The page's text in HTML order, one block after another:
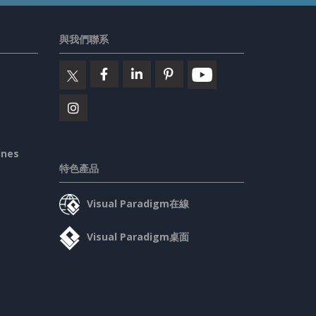
與我們聯系
特色產品
Visual Paradigm在線
Visual Paradigm桌面